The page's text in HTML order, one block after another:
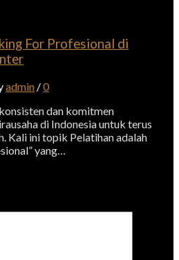
For Profesional di
admin /0
dan komitmen
di Indonesia untuk terus
Kali ini topik Pelatihan adalah
yang…